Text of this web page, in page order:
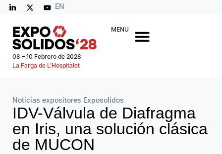
EN
08 – 10 Febrero de 2028
La Farga de L’Hospitalet
MENU
Noticias expositores Exposolidos
IDV-Válvula de Diafragma
en Iris, una solución clásica
de MUCON